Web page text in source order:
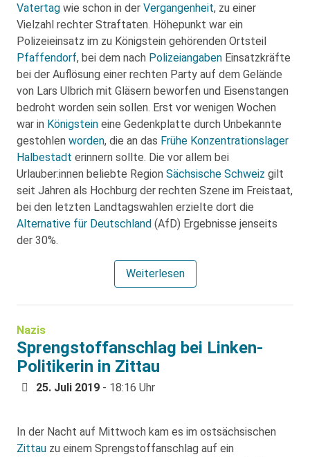
Vatertag wie schon in der Vergangenheit, zu einer
Vielzahl rechter Straftaten. Höhepunkt war ein
Polizeieinsatz im zu Königstein gehörenden Ortsteil
Pfaffendorf, bei dem nach Polizeiangaben Einsatzkräfte
bei der Auflösung einer rechten Party auf dem Gelände
von Lars Ulbrich mit Gläsern beworfen und Eisenstangen
bedroht worden sein sollen. Erst vor wenigen Wochen
war in Königstein eine Gedenkplatte durch Unbekannte
gestohlen worden, die an das Frühe Konzentrationslager
Halbestadt erinnern sollte. Die vor allem bei
Urlauber:innen beliebte Region Sächsische Schweiz gilt
seit Jahren als Hochburg der rechten Szene im Freistaat,
bei den letzten Landtagswahlen erzielte dort die
Alternative für Deutschland (AfD) Ergebnisse jenseits
der 30%.
Weiterlesen
Nazis
Sprengstoffanschlag bei Linken-
Politikerin in Zittau
25. Juli 2019 - 18:16 Uhr
In der Nacht auf Mittwoch kam es im ostsächsischen
Zittau zu einem Sprengstoffanschlag auf ein